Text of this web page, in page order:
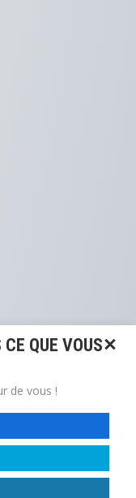
QUE VOUS
de vous !